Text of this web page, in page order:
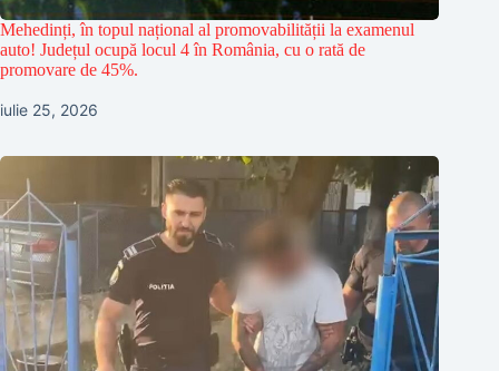
Mehedinți, în topul național al promovabilității la examenul
auto! Județul ocupă locul 4 în România, cu o rată de
promovare de 45%.
iulie 25, 2026